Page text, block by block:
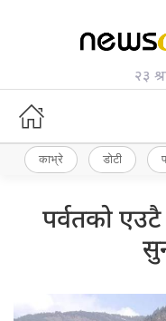
२३
काभ्रे डोटी
पर्वतको